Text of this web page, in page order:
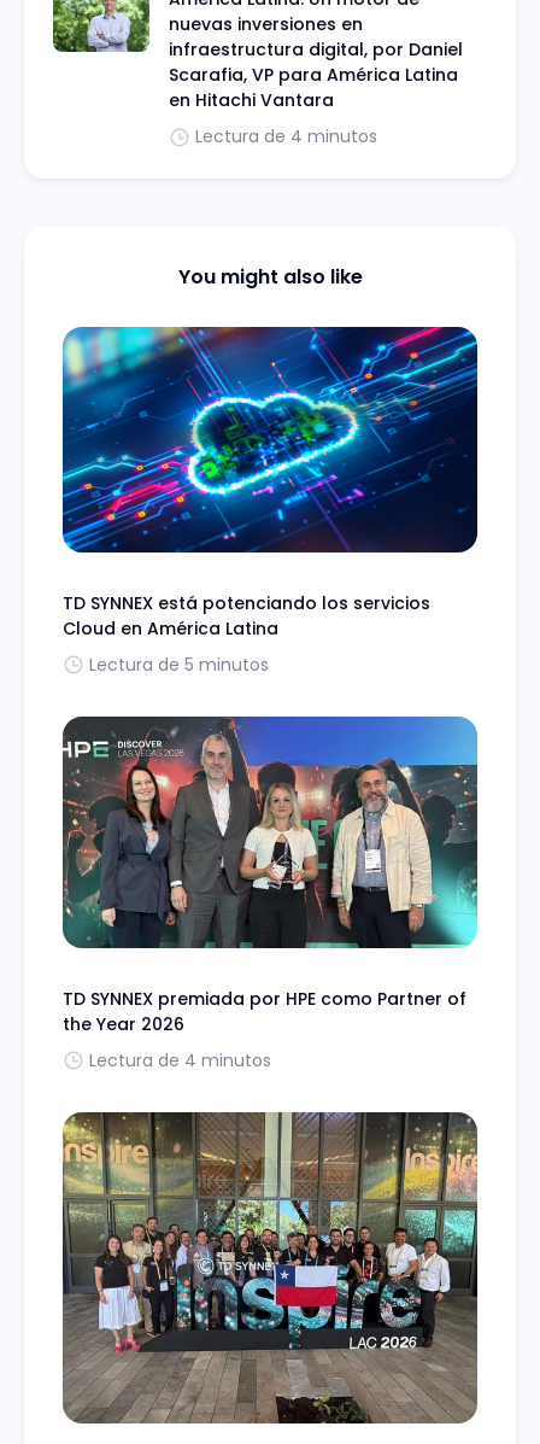
nuevas inversiones en
infraestructura digital, por Daniel
Scarafia, VP para América Latina
en Hitachi Vantara
Lectura de 4 minutos
You might also like
TD SYNNEX está potenciando los servicios
Cloud en América Latina
Lectura de 5 minutos
TD SYNNEX premiada por HPE como Partner of
the Year 2026
Lectura de 4 minutos